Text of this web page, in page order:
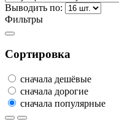
Выводить по:
Фильтры
Сортировка
сначала дешёвые
сначала дорогие
сначала популярные